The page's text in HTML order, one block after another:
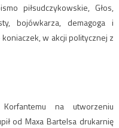
piłsudczykowskie, Głos,
bojówkarza, demagoga i
w akcji politycznej z
na utworzeniu
od Maxa Bartelsa drukarnię